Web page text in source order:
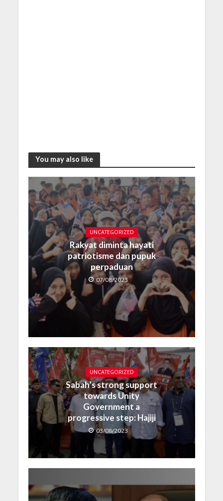
You may also like
UNCATEGORIZED
Rakyat diminta hayati
patriotisme dan pupuk
perpaduan
07/08/2023
UNCATEGORIZED
Sabah’s strong support
towards Unity
Government a
progressive step: Hajiji
03/08/2023